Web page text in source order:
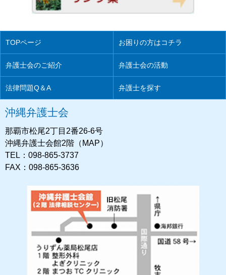
TOPページ お困りの方はコチラ
弁護士会のご紹介 弁護士会の活動
法律問題Q＆A 弁護士を探す
沖縄弁護士会
那覇市松尾2丁目2番26-6号
沖縄弁護士会館2階（MAP）
TEL：098-865-3737
FAX：098-865-3636